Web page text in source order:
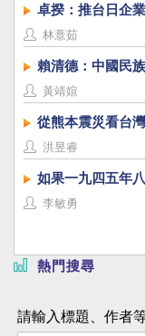
卓揆：推台日企
林薏茹
賴清德：中國民
黃靖媗
從熊本震災看台
洪昱睿
如果一九四五年
李敏勇
熱門搜尋
請輸入標題、作者